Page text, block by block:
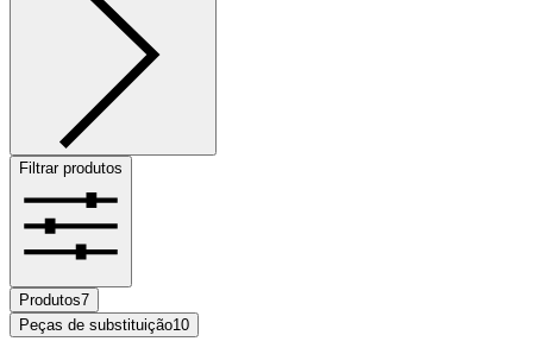
Filtrar produtos
Produtos7
Peças de substituição10